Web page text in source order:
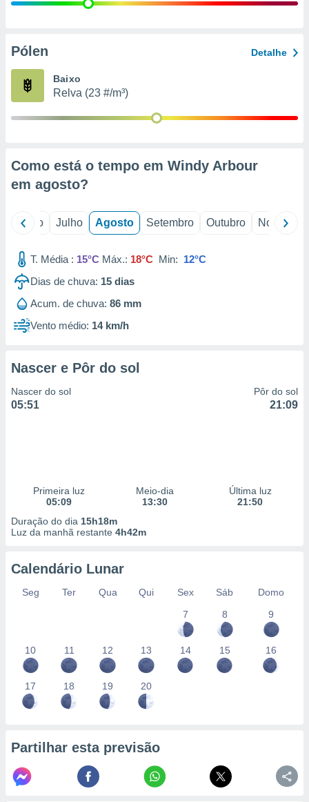
e
de
Pólen Detalhe
Baixo
Relva (23 #/m³)
Como está o tempo em Windy Arbour
em agosto?
Junho Julho Agosto Setembro Outubro Novembro
T. Média : 15°C Máx.: 18°C Min: 12°C
Dias de chuva: 15 dias
Acum. de chuva: 86 mm
Vento médio: 14 km/h
Nascer e Pôr do sol
Nascer do sol
05:51
Pôr do sol
21:09
Primeira luz
05:09
Meio-dia
13:30
Última luz
21:50
Duração do dia 15h18m
Luz da manhã restante 4h42m
Calendário Lunar
Seg Ter Qua Qui Sex Sáb
Domo
7
8 9
10 11 12 13 14 15 16
17 18 19 20
Partilhar esta previsão